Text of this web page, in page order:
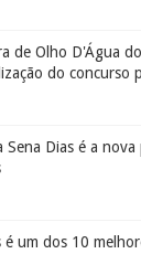
de Olho D'Água
do concurso
Sena Dias é a
é um dos 10